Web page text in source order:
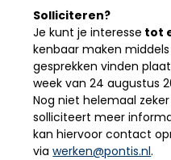
Solliciteren?
Je kunt je interesse tot
kenbaar maken
gesprekken vinden
week van 24 augustus
Nog niet helemaal
solliciteert meer
kan hiervoor contact
viawerken@pontis.nl.